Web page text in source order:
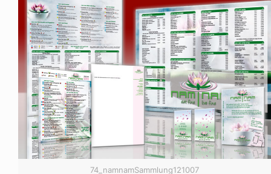
74_namnamSammlung121007